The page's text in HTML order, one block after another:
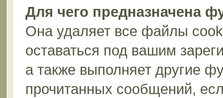
Для чего предназначена
Она удаляет все файлы
оставаться под вашим
а также выполняет другие
прочитанных сообщений,